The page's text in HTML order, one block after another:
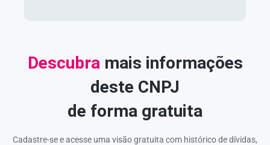
Descubramais informações
deste CNPJ
de forma gratuita
Cadastre-se e acesse uma visão gratuita com histórico de dívidas,